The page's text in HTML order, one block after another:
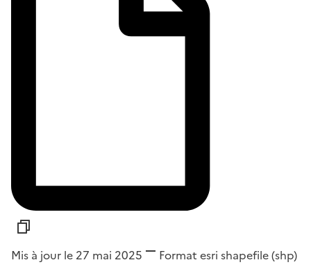
Mis à jour le 27 mai 2025 Format esri shapefile (shp)